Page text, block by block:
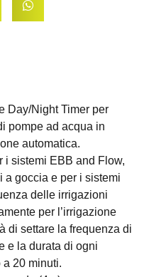
Day/Night Timer per
pompe ad acqua in
automatica.
i sistemi EBB and Flow,
a goccia e per i sistemi
delle irrigazioni
per l’irrigazione
di settare la frequenza di
e la durata di ogni
20 minuti.